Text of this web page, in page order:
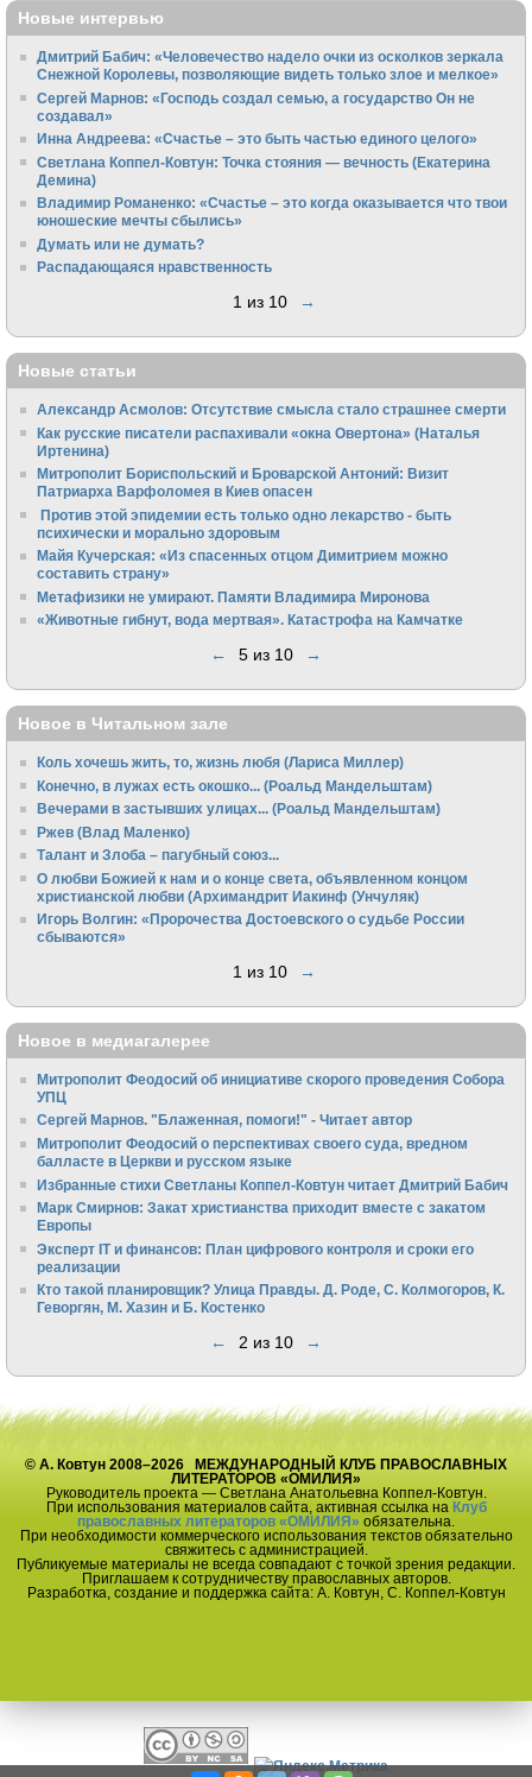
Новые интервью
Дмитрий Бабич: «Человечество надело очки из осколков зеркала
Снежной Королевы, позволяющие видеть только злое и мелкое»
Сергей Марнов: «Господь создал семью, а государство Он не
создавал»
Инна Андреева: «Счастье – это быть частью единого целого»
Светлана Коппел-Ковтун: Точка стояния — вечность (Екатерина
Демина)
Владимир Романенко: «Счастье – это когда оказывается что твои
юношеские мечты сбылись»
Думать или не думать?
Распадающаяся нравственность
1 из 10 →
Новые статьи
Александр Асмолов: Отсутствие смысла стало страшнее смерти
Как русские писатели распахивали «окна Овертона» (Наталья
Иртенина)
Митрополит Бориспольский и Броварской Антоний: Визит
Патриарха Варфоломея в Киев опасен
Против этой эпидемии есть только одно лекарство - быть
психически и морально здоровым
Майя Кучерская: «Из спасенных отцом Димитрием можно
составить страну»
Метафизики не умирают. Памяти Владимира Миронова
«Животные гибнут, вода мертвая». Катастрофа на Камчатке
← 5 из 10 →
Новое в Читальном зале
Коль хочешь жить, то, жизнь любя (Лариса Миллер)
Конечно, в лужах есть окошко... (Роальд Мандельштам)
Вечерами в застывших улицах... (Роальд Мандельштам)
Ржев (Влад Маленко)
Талант и Злоба – пагубный союз...
О любви Божией к нам и о конце света, объявленном концом
христианской любви (Архимандрит Иакинф (Унчуляк)
Игорь Волгин: «Пророчества Достоевского о судьбе России
сбываются»
1 из 10 →
Новое в медиагалерее
Митрополит Феодосий об инициативе скорого проведения Собора
УПЦ
Сергей Марнов. "Блаженная, помоги!" - Читает автор
Митрополит Феодосий о перспективах своего суда, вредном
балласте в Церкви и русском языке
Избранные стихи Светланы Коппел-Ковтун читает Дмитрий Бабич
Марк Смирнов: Закат христианства приходит вместе с закатом
Европы
Эксперт IT и финансов: План цифрового контроля и сроки его
реализации
Кто такой планировщик? Улица Правды. Д. Роде, С. Колмогоров, К.
Геворгян, М. Хазин и Б. Костенко
← 2 из 10 →
© А. Ковтун 2008–2026 МЕЖДУНАРОДНЫЙ КЛУБ ПРАВОСЛАВНЫХ
ЛИТЕРАТОРОВ «ОМИЛИЯ»
Руководитель проекта — Светлана Анатольевна Коппел-Ковтун.
При использования материалов сайта, активная ссылка на Клуб
православных литераторов «ОМИЛИЯ» обязательна.
При необходимости коммерческого использования текстов обязательно
свяжитесь с администрацией.
Публикуемые материалы не всегда совпадают с точкой зрения редакции.
Приглашаем к сотрудничеству православных авторов.
Разработка, создание и поддержка сайта: А. Ковтун, С. Коппел-Ковтун